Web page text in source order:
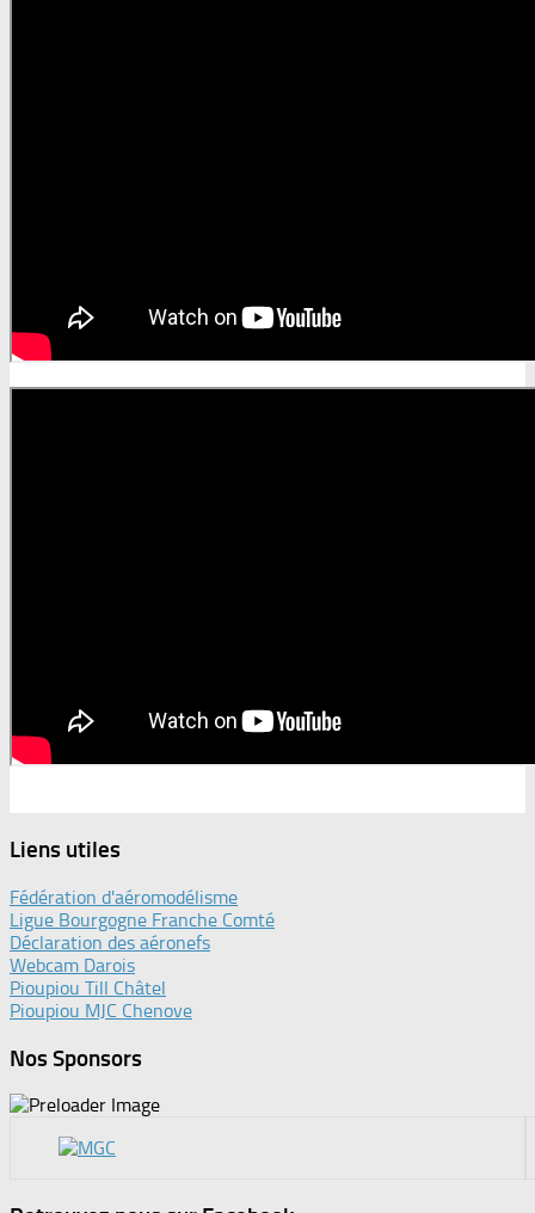
Liens utiles
Fédération d'aéromodélisme
Ligue Bourgogne Franche Comté
Déclaration des aéronefs
Webcam Darois
Pioupiou Till Châtel
Pioupiou MJC Chenove
Nos Sponsors